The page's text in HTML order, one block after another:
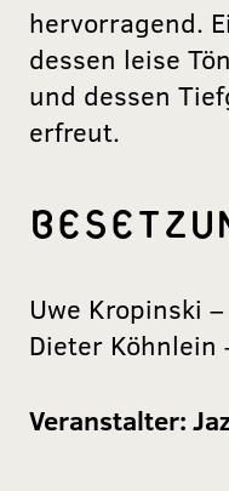
hervorragend.
dessen leise
und dessen
erfreut.
Uwe Kropinski
Dieter Köhnlein
Veranstalter: